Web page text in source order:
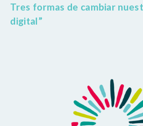
Tres formas de cambiar
digital”